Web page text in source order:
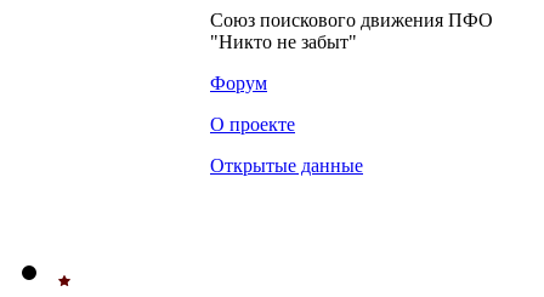
Союз поискового движения ПФО
"Никто не забыт"
Форум
О проекте
Открытые данные